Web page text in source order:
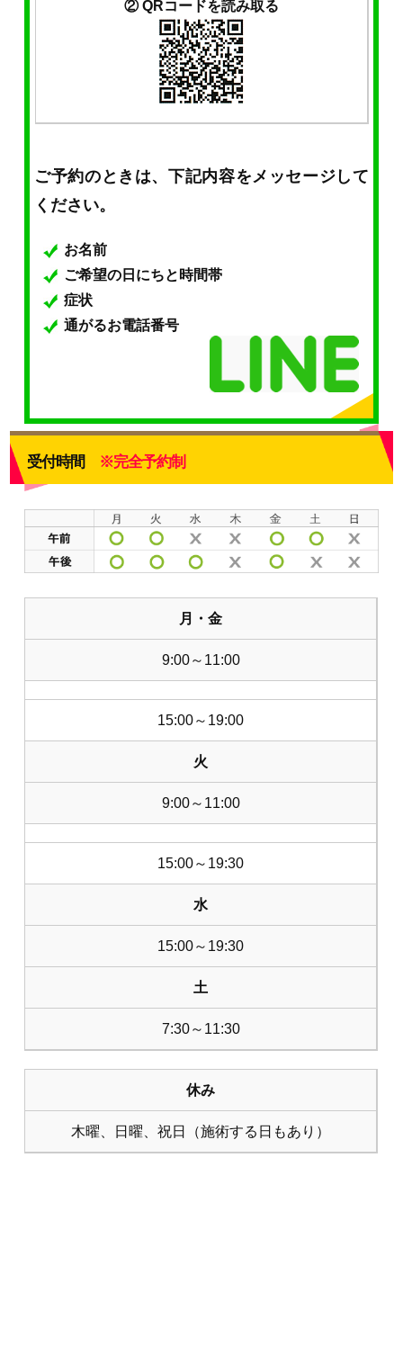
② QRコードを読み取る
ご予約のときは、下記内容をメッセージして
ください。
お名前
ご希望の日にちと時間帯
症状
通がるお電話番号
受付時間 ※完全予約制
月・金
9:00～11:00
15:00～19:00
火
9:00～11:00
15:00～19:30
水
15:00～19:30
土
7:30～11:30
休み
木曜、日曜、祝日（施術する日もあり）